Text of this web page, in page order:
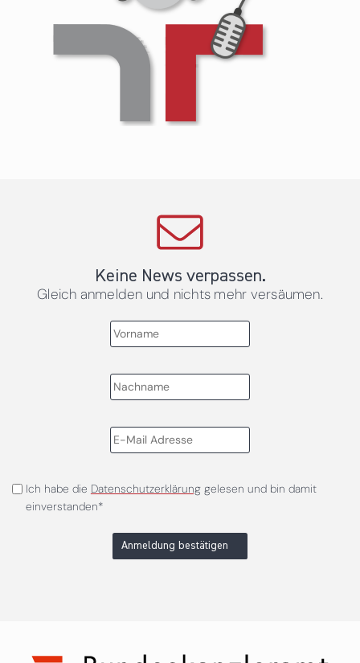
Keine News verpassen.
Gleich anmelden und nichts mehr versäumen.
Ich habe die Datenschutzerklärunggelesen und bin damit
einverstanden*
Anmeldung bestätigen